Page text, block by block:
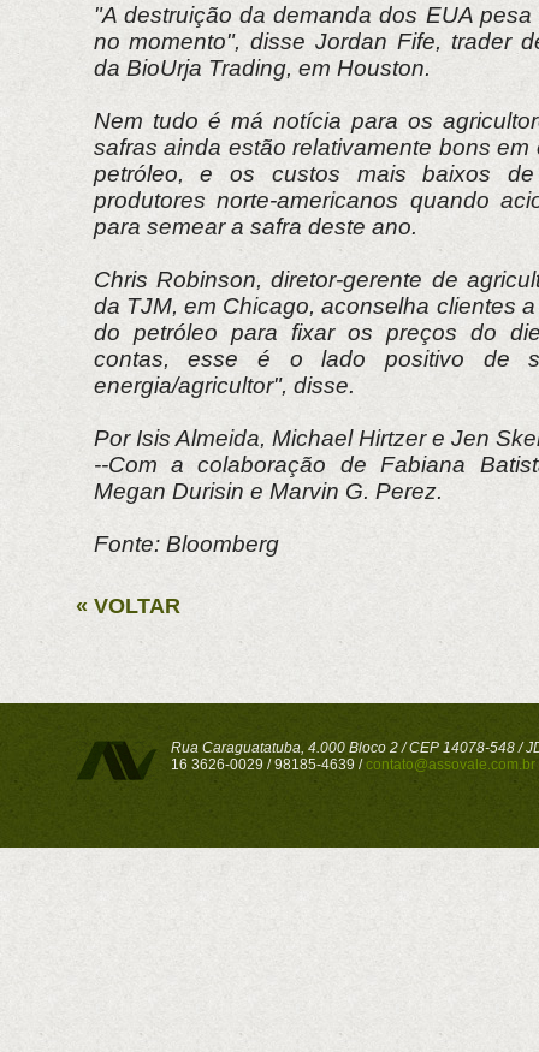
"A destruição da demanda dos EUA
no momento", disse Jordan Fife, trader
da BioUrja Trading, em Houston.
Nem tudo é má notícia para os
safras ainda estão relativamente bons
petróleo, e os custos mais baixos de
produtores norte-americanos quando
para semear a safra deste ano.
Chris Robinson, diretor-gerente de
da TJM, em Chicago, aconselha clientes
do petróleo para fixar os preços do
contas, esse é o lado positivo de
energia/agricultor", disse.
Por Isis Almeida, Michael Hirtzer e Jen
--Com a colaboração de Fabiana
Megan Durisin e Marvin G. Perez.
Fonte: Bloomberg
« VOLTAR
Rua Caraguatatuba, 4.000 Bloco 2 / CEP 14078-548 /
16 3626-0029 / 98185-4639 /contato@assovale.com.br